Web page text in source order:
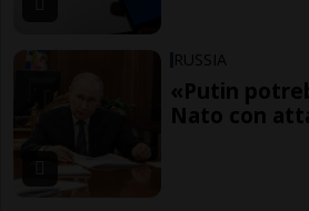
RUSSIA
«Putin
Nato con